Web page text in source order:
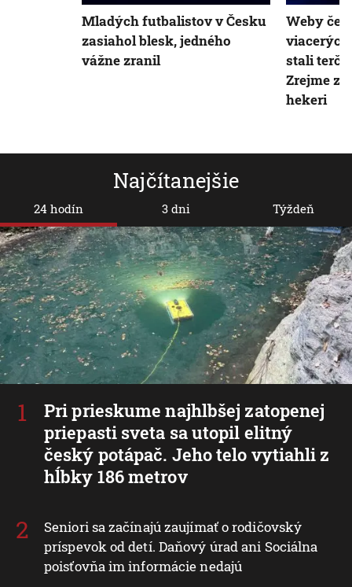
Najčítanejšie
24 hodín
Pri prieskume najhlbšej zatopenej
priepasti sveta sa utopil elitný
český potápač. Jeho telo vytiahli z
hĺbky 186 metrov
Seniori sa začínajú zaujímať o rodičovský
príspevok od detí. Daňový úrad ani Sociálna
poisťovňa im informácie nedajú
3 dni Týždeň
Mladých futbalistov v Česku
zasiahol blesk, jedného
vážne zranil
Weby
stali
Zrejme
hekeri